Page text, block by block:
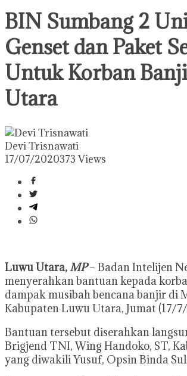
BIN Sumbang 2
Genset dan Paket
Untuk Korban
Utara
Devi Trisnawati
17/07/2020373 Views
Luwu Utara,MP– Badan Intelijen
menyerahkan bantuan kepada
dampak musibah bencana banjir di
Kabupaten Luwu Utara, Jumat (17/
Bantuan tersebut diserahkan
Brigjend TNI, Wing Handoko, ST,
yang diwakili Yusuf, Opsin Binda